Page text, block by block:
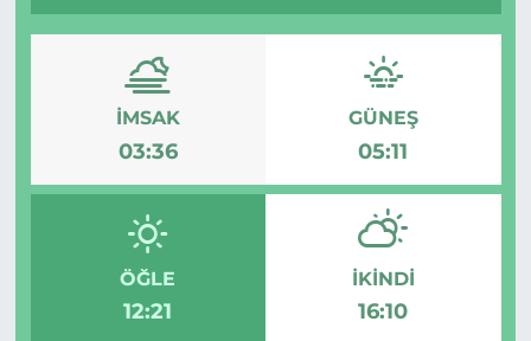
İMSAK
03:36
GÜNEŞ
05:11
ÖĞLE
12:21
İKINDI
16:10
Topluluk Kuralları
Yayın İlkeleri